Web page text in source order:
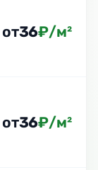
от36₽/м²
от36₽/м²